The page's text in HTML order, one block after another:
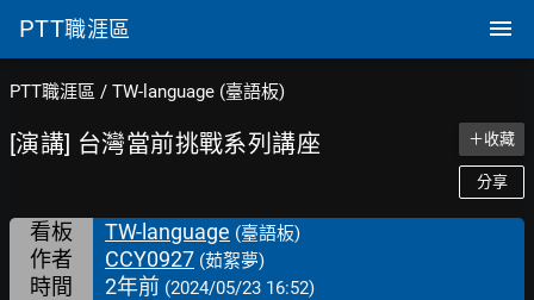
PTT職涯區
PTT職涯區 / TW-language (臺語板)
[演講] 台灣當前挑戰系列講座 ＋收藏
分享
看板 TW-language (臺語板)
作者 CCY0927 (茹絮夢)
時間 2年前 (2024/05/23 16:52)